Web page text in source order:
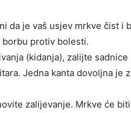
da je vaš usjev mrkve čist
protiv bolesti.
(kidanja), zalijte
Jedna kanta dovoljna je
zalijevanje. Mrkve će